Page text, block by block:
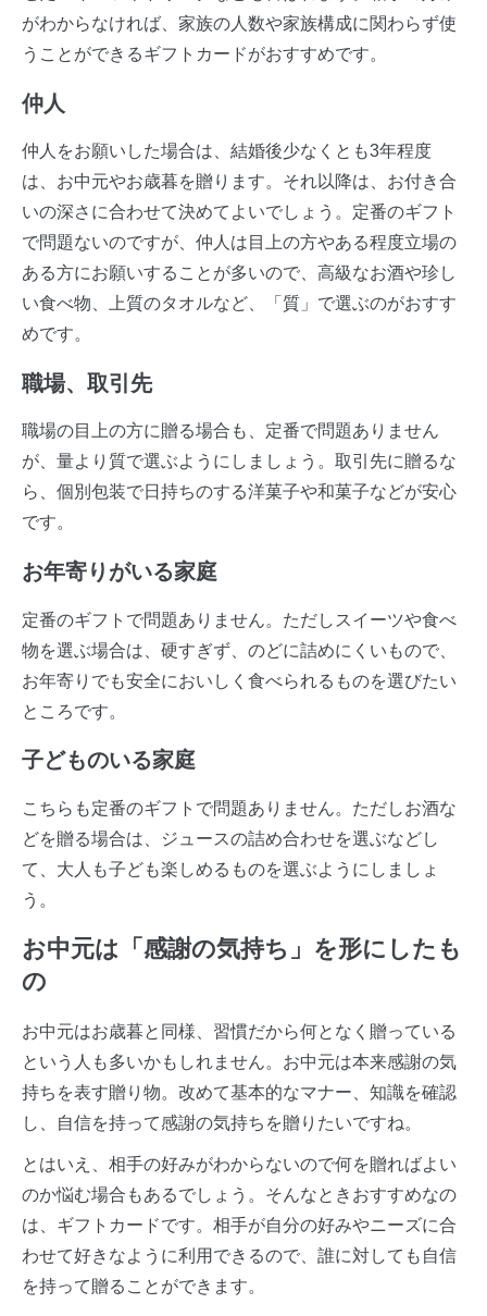
がわからなければ、家族の人数や家族構成に関わらず使
うことができるギフトカードがおすすめです。
仲人
仲人をお願いした場合は、結婚後少なくとも3年程度
は、お中元やお歳暮を贈ります。それ以降は、お付き合
いの深さに合わせて決めてよいでしょう。定番のギフト
で問題ないのですが、仲人は目上の方やある程度立場の
ある方にお願いすることが多いので、高級なお酒や珍し
い食べ物、上質のタオルなど、「質」で選ぶのがおすす
めです。
職場、取引先
職場の目上の方に贈る場合も、定番で問題ありません
が、量より質で選ぶようにしましょう。取引先に贈るな
ら、個別包装で日持ちのする洋菓子や和菓子などが安心
です。
お年寄りがいる家庭
定番のギフトで問題ありません。ただしスイーツや食べ
物を選ぶ場合は、硬すぎず、のどに詰めにくいもので、
お年寄りでも安全においしく食べられるものを選びたい
ところです。
子どものいる家庭
こちらも定番のギフトで問題ありません。ただしお酒な
どを贈る場合は、ジュースの詰め合わせを選ぶなどし
て、大人も子ども楽しめるものを選ぶようにしましょ
う。
お中元は「感謝の気持ち」を形にしたも
の
お中元はお歳暮と同様、習慣だから何となく贈っている
という人も多いかもしれません。お中元は本来感謝の気
持ちを表す贈り物。改めて基本的なマナー、知識を確認
し、自信を持って感謝の気持ちを贈りたいですね。
とはいえ、相手の好みがわからないので何を贈ればよい
のか悩む場合もあるでしょう。そんなときおすすめなの
は、ギフトカードです。相手が自分の好みやニーズに合
わせて好きなように利用できるので、誰に対しても自信
を持って贈ることができます。